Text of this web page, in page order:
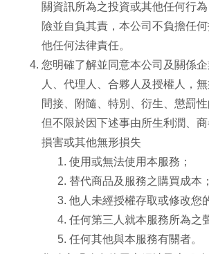
關資訊所為之投資或其他任何行
險並自負其責，本公司不負擔任
他任何法律責任。
您明確了解並同意本公司及關係
人、代理人、合夥人及授權人，無
間接、附隨、特別、衍生、懲罰
但不限於因下述事由所生利潤、
損害或其他無形損失
使用或無法使用本服務；
替代商品及服務之購買成本；
他人未經授權存取或修改您
任何第三人就本服務所為之
任何其他與本服務有關者。